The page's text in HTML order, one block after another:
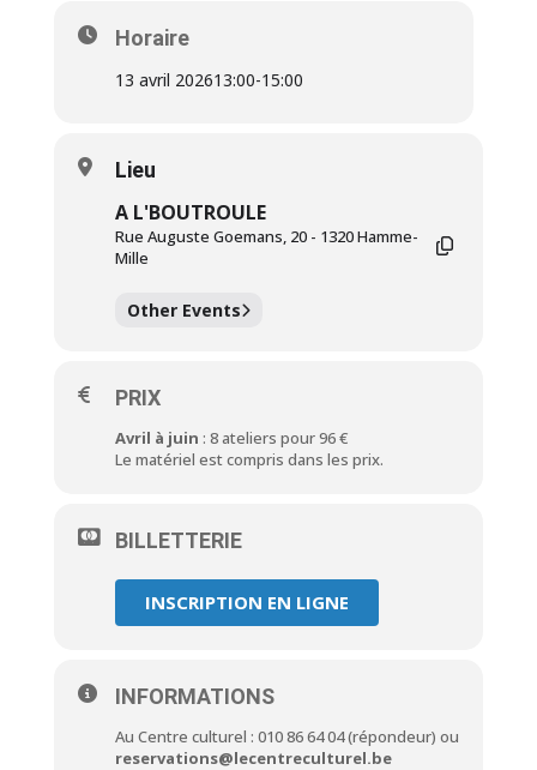
Horaire
13 avril 202613:00-15:00
Lieu
A L'BOUTROULE
Rue Auguste Goemans, 20 - 1320 Hamme-
Mille
Other Events
PRIX
Avril à juin : 8 ateliers pour 96 €
Le matériel est compris dans les prix.
BILLETTERIE
INSCRIPTION EN LIGNE
INFORMATIONS
Au Centre culturel : 010 86 64 04 (répondeur) ou
reservations@lecentreculturel.be